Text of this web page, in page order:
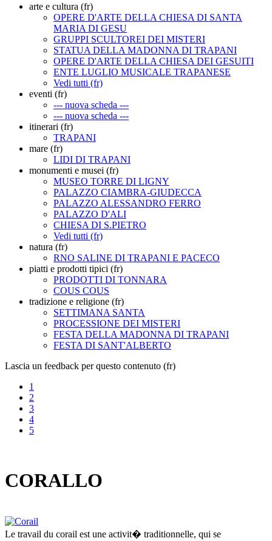
arte e cultura (fr)
OPERE D'ARTE DELLA CHIESA DI SANTA
MARIA DI GESU
GRUPPI SCULTOREI DEI MISTERI
STATUA DELLA MADONNA DI TRAPANI
OPERE D'ARTE DELLA CHIESA DEI GESUITI
ENTE LUGLIO MUSICALE TRAPANESE
Vedi tutti (fr)
eventi (fr)
--- nuova scheda ---
--- nuova scheda ---
itinerari (fr)
TRAPANI
mare (fr)
LIDI DI TRAPANI
monumenti e musei (fr)
MUSEO TORRE DI LIGNY
PALAZZO CIAMBRA-GIUDECCA
PALAZZO ALESSANDRO FERRO
PALAZZO D'ALI
CHIESA DI S.PIETRO
Vedi tutti (fr)
natura (fr)
RNO SALINE DI TRAPANI E PACECO
piatti e prodotti tipici (fr)
PRODOTTI DI TONNARA
COUS COUS
tradizione e religione (fr)
SETTIMANA SANTA
PROCESSIONE DEI MISTERI
FESTA DELLA MADONNA DI TRAPANI
FESTA DI SANT'ALBERTO
Lascia un feedback per questo contenuto (fr)
1
2
3
4
5
CORALLO
Le travail du corail est une activit� traditionnelle, qui se